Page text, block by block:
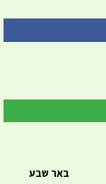
באר שבע